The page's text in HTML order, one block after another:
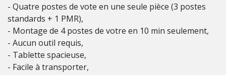
- Quatre postes de vote en une seule pièce (3 postes
standards + 1 PMR),
- Montage de 4 postes de votre en 10 min seulement,
- Aucun outil requis,
- Tablette spacieuse,
- Facile à transporter,